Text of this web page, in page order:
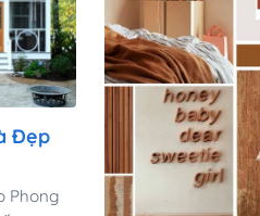
Đẹp
Phong